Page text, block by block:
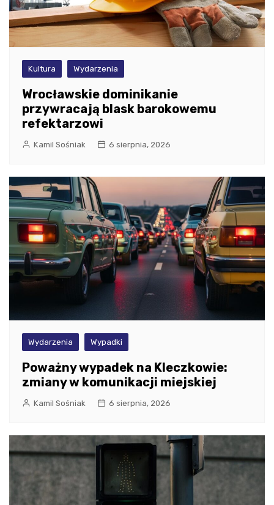
Kultura Wydarzenia
Wrocławskie dominikanie
przywracają blask barokowemu
refektarzowi
Kamil Sośniak 6 sierpnia, 2026
Wydarzenia Wypadki
Poważny wypadek na Kleczkowie:
zmiany w komunikacji miejskiej
Kamil Sośniak 6 sierpnia, 2026